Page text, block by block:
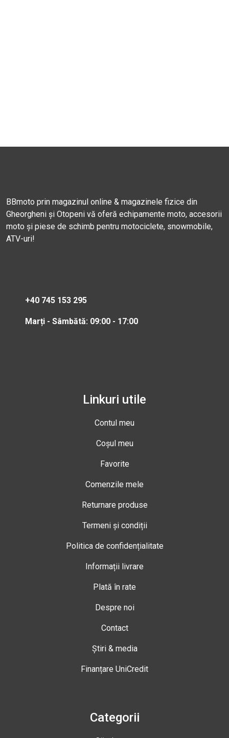
BBmoto prin magazinul online & magazinele fizice din
Gheorgheni și Otopeni vă oferă echipamente moto, accesorii
moto și piese de schimb pentru motociclete, snowmobile,
ATV-uri!
+40 745 153 295
Marți - Sâmbătă: 09:00 - 17:00
Linkuri utile
Contul meu
Coșul meu
Favorite
Comenzile mele
Returnare produse
Termeni și condiții
Politica de confidențialitate
Informații livrare
Plată în rate
Despre noi
Contact
Știri & media
Finanțare UniCredit
Categorii